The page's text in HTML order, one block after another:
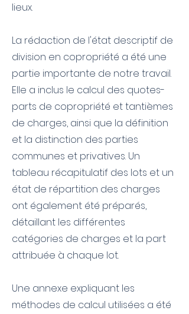
lieux.
La rédaction de l'état descriptif de
division en copropriété a été une
partie importante de notre travail.
Elle a inclus le calcul des quotes-
parts de copropriété et tantièmes
de charges, ainsi que la définition
et la distinction des parties
communes et privatives. Un
tableau récapitulatif des lots et un
état de répartition des charges
ont également été préparés,
détaillant les différentes
catégories de charges et la part
attribuée à chaque lot.
Une annexe expliquant les
méthodes de calcul utilisées a été